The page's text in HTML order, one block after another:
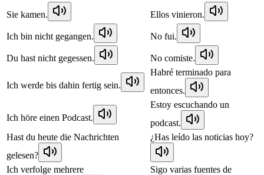
Sie kamen. Ellos vinieron.
Ich bin nicht gegangen. No fui.
Du hast nicht gegessen. No comiste.
Ich werde bis dahin fertig sein.
Habré terminado para
entonces.
Ich höre einen Podcast.
Estoy escuchando un
podcast.
Hast du heute die Nachrichten
gelesen?
¿Has leído las noticias hoy?
Ich verfolge mehrere
Sigo varias fuentes de